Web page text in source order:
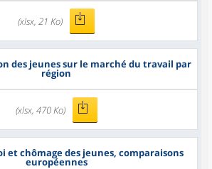
(xlsx, 21 Ko)
des jeunes sur le marché du travail par
région
(xlsx, 470 Ko)
et chômage des jeunes, comparaisons
européennes